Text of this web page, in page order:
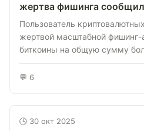
жертва фишинга
Пользователь
жертвой масштабной фишинг-
биткоины на общую сумму
💬 6
🕒 30 окт 2025